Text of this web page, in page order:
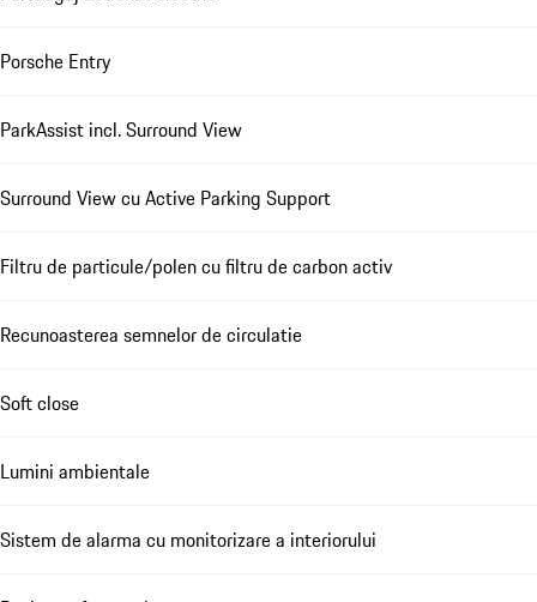
Porsche Entry
ParkAssist incl. Surround View
Surround View cu Active Parking Support
Filtru de particule/polen cu filtru de carbon activ
Recunoasterea semnelor de circulatie
Soft close
Lumini ambientale
Sistem de alarma cu monitorizare a interiorului